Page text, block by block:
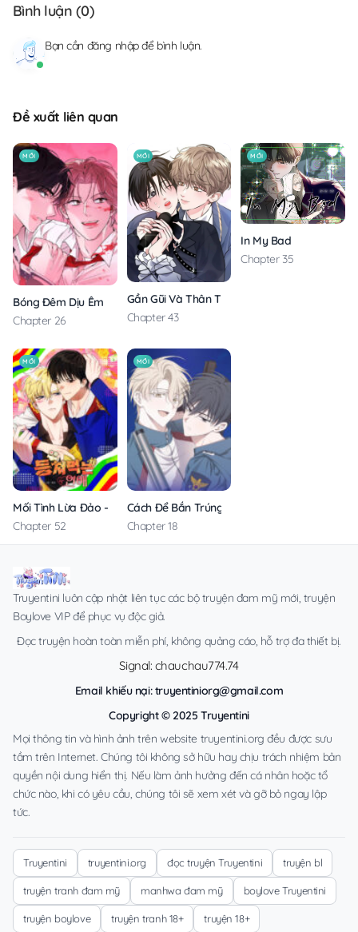
Bình luận (0)
Bạn cần đăng nhậpđể bình luận.
Đề xuất liên quan
MỚI
Bóng Đêm Dịu Êm
Chapter 26
MỚI
Gần Gũi Và Thân Thương
Chapter 43
MỚI
In My Bad
Chapter 35
MỚI
Mối Tình Lừa Đảo – Không Che
Chapter 52
MỚI
Cách Để Bắn Trúng Đích
Chapter 18
Truyentini luôn cập nhật liên tục các bộ truyện đam mỹ mới, truyện
Boylove VIP để phục vụ độc giả.
Đọc truyện hoàn toàn miễn phí, không quảng cáo, hỗ trợ đa thiết bị.
Signal: chauchau774.74
Email khiếu nại:truyentiniorg@gmail.com
Copyright © 2025 Truyentini
Mọi thông tin và hình ảnh trên website truyentini.org đều được sưu
tầm trên Internet. Chúng tôi không sở hữu hay chịu trách nhiệm bản
quyền nội dung hiển thị. Nếu làm ảnh hưởng đến cá nhân hoặc tổ
chức nào, khi có yêu cầu, chúng tôi sẽ xem xét và gỡ bỏ ngay lập
tức.
Truyentini truyentini.org đọc truyện Truyentini truyện bl
truyện tranh đam mỹ manhwa đam mỹ boylove Truyentini
truyện boylove truyện tranh 18+ truyện 18+